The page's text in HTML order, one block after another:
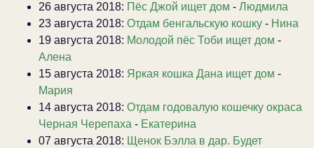
26 августа 2018: Пёс Джой ищет дом - Людмила
23 августа 2018: Отдам бенгальскую кошку - Нина
19 августа 2018: Молодой пёс Тоби ищет дом -
Алена
15 августа 2018: Яркая кошка Дана ищет дом -
Мария
14 августа 2018: Отдам годовалую кошечку окраса
Черная Черепаха - Екатерина
07 августа 2018: Щенок Бэлла в дар. Будет